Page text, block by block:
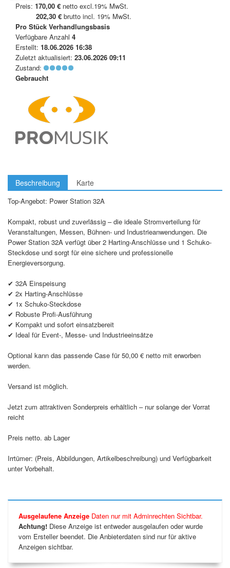
Preis: 170,00 € netto excl.19% MwSt.
202,30 € brutto incl. 19% MwSt.
Pro Stück Verhandlungsbasis
Verfügbare Anzahl 4
Erstellt: 18.06.2026 16:38
Zuletzt aktualisiert: 23.06.2026 09:11
Zustand:
Gebraucht
Beschreibung Karte
Top-Angebot: Power Station 32A
Kompakt, robust und zuverlässig – die ideale Stromverteilung für
Veranstaltungen, Messen, Bühnen- und Industrieanwendungen. Die
Power Station 32A verfügt über 2 Harting-Anschlüsse und 1 Schuko-
Steckdose und sorgt für eine sichere und professionelle
Energieversorgung.
✔ 32A Einspeisung
✔ 2x Harting-Anschlüsse
✔ 1x Schuko-Steckdose
✔ Robuste Profi-Ausführung
✔ Kompakt und sofort einsatzbereit
✔ Ideal für Event-, Messe- und Industrieeinsätze
Optional kann das passende Case für 50,00 € netto mit erworben
werden.
Versand ist möglich.
Jetzt zum attraktiven Sonderpreis erhältlich – nur solange der Vorrat
reicht
Preis netto. ab Lager
Irrtümer: (Preis, Abbildungen, Artikelbeschreibung) und Verfügbarkeit
unter Vorbehalt.
Ausgelaufene Anzeige Daten nur mit Adminrechten Sichtbar.
Achtung! Diese Anzeige ist entweder ausgelaufen oder wurde
vom Ersteller beendet. Die Anbieterdaten sind nur für aktive
Anzeigen sichtbar.